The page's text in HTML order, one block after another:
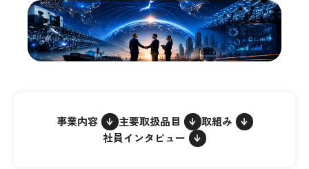
事業内容 主要取扱品目
取組み
社員インタビュー